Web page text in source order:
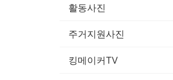
활동사진
주거지원사진
킹메이커TV